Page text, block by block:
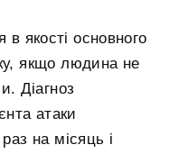
в якості основного
якщо людина не
Діагноз
атаки
на місяць і